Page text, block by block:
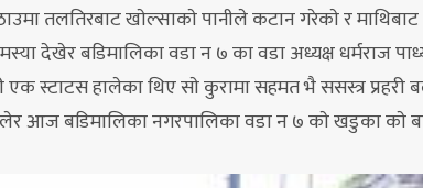
तलतिरबाट खाेल्साकाे पानीले कटान गरेकाे र
देखेर बडिमालिका वडा न ७ का वडा अध्यक्ष धर्मराज
स्टाटस हालेका थिए साे कुरामा सहमत भै ससस्त्र प्रहरी
आज बडिमालिका नगरपालिका वडा न ७ काे खडुका काे